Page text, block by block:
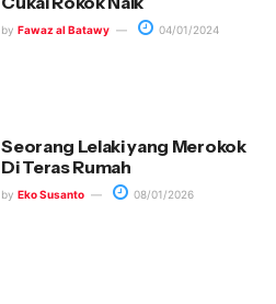
by Fawaz al Batawy 04/01/2024
Seorang Lelaki yang Merokok
Di Teras Rumah
by Eko Susanto 08/01/2026